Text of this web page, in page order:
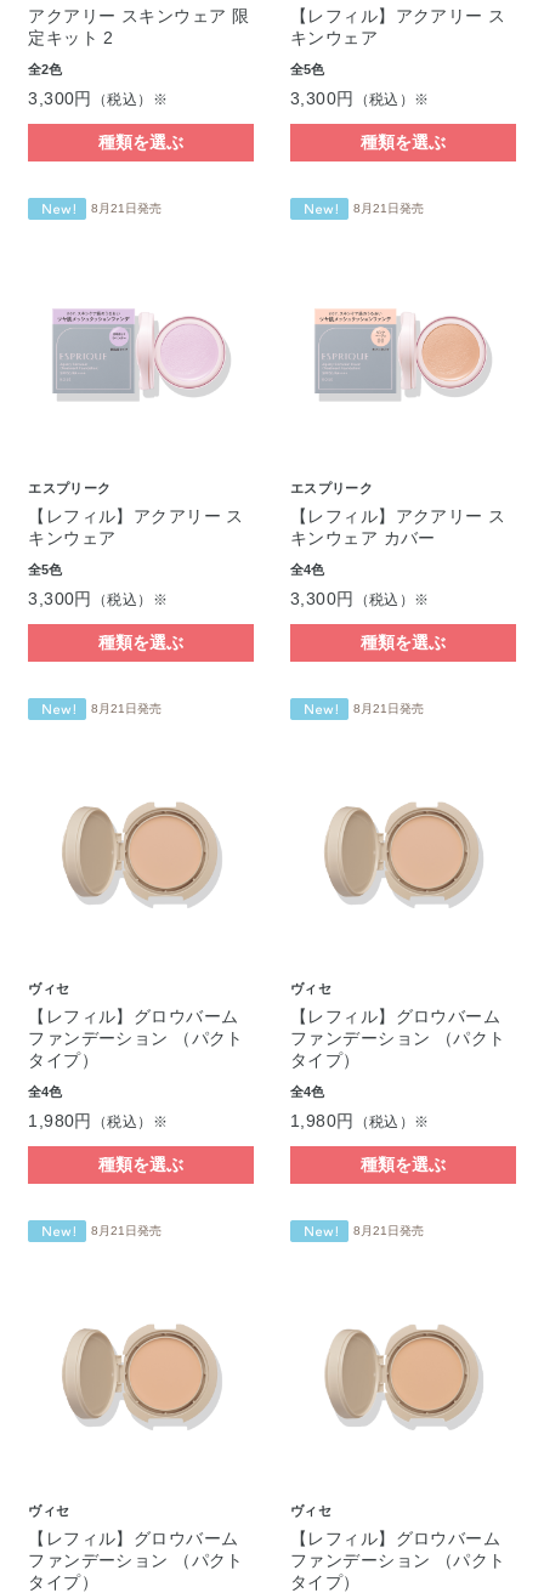
アクアリー スキンウェア 限
定キット 2
全2色
3,300円 （税込）※
種類を選ぶ
【レフィル】アクアリー ス
キンウェア
全5色
3,300円 （税込）※
種類を選ぶ
8月21日発売
エスプリーク
【レフィル】アクアリー ス
キンウェア
全5色
3,300円 （税込）※
種類を選ぶ
8月21日発売
エスプリーク
【レフィル】アクアリー ス
キンウェア カバー
全4色
3,300円 （税込）※
種類を選ぶ
8月21日発売
ヴィセ
【レフィル】グロウバーム
ファンデーション （パクト
タイプ）
全4色
1,980円 （税込）※
種類を選ぶ
8月21日発売
ヴィセ
【レフィル】グロウバーム
ファンデーション （パクト
タイプ）
全4色
1,980円 （税込）※
種類を選ぶ
8月21日発売
ヴィセ
【レフィル】グロウバーム
ファンデーション （パクト
タイプ）
8月21日発売
ヴィセ
【レフィル】グロウバーム
ファンデーション （パクト
タイプ）